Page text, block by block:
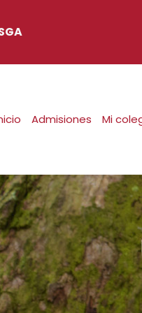
Admisiones Mi